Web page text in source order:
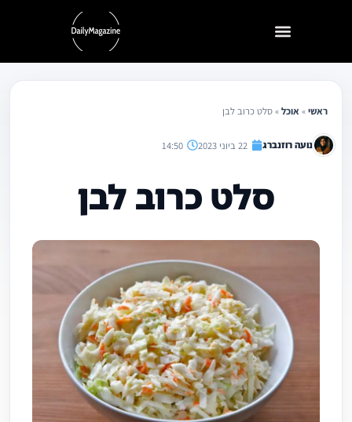
ראשי» אוכל»סלט כרוב לבן
נועה רוזנברג 22 ביוני 2023 14:50
סלט כרוב לבן